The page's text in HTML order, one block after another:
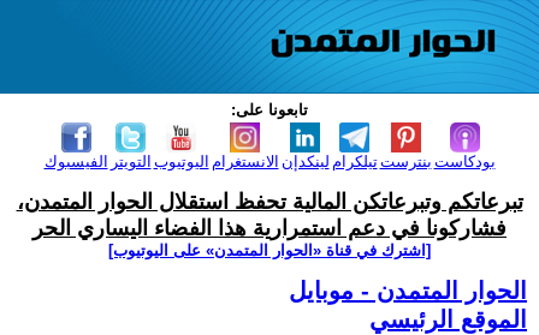
تابعونا على:
الفيسبوك التويتر اليوتيوب الانستغرام لينكدإن تيلكرامبنترست بودكاست
تبرعاتكم وتبرعاتكن المالية تحفظ استقلال الحوار المتمدن،
فشاركونا في دعم استمرارية هذا الفضاء اليساري الحر
[اشترك في قناة ‫«الحوار المتمدن» على اليوتيوب]
الحوار المتمدن - موبايل
الموقع الرئيسي